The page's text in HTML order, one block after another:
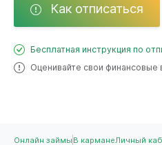
Как отписаться
Бесплатная инструкция по
Оценивайте свои финансовые
Онлайн займы В карманеЛичный